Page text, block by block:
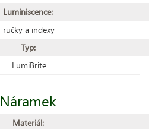
Luminiscence:
ručky a indexy
Typ:
LumiBrite
Náramek
Materiál: